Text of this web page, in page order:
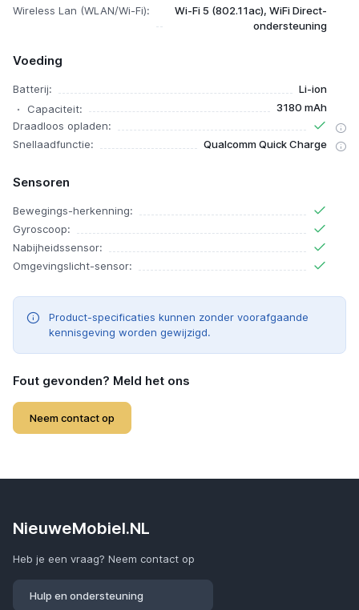
Wireless Lan (WLAN/Wi-Fi):
Wi-Fi 5 (802.11ac), WiFi Direct-
ondersteuning
Voeding
Batterij:
Li-ion
Capaciteit:
3180 mAh
Draadloos opladen:
Snellaadfunctie:
Qualcomm Quick Charge
Sensoren
Bewegings-herkenning:
Gyroscoop:
Nabijheidssensor:
Omgevingslicht-sensor:
Product-specificaties kunnen zonder voorafgaande
kennisgeving worden gewijzigd.
Fout gevonden? Meld het ons
Neem contact op
NieuweMobiel.NL
Heb je een vraag? Neem contact op
Hulp en ondersteuning